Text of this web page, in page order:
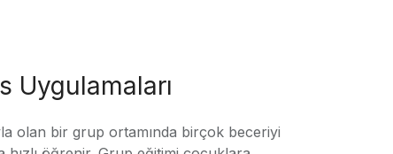
Uygulamaları
olan bir grup ortamında birçok beceriyi